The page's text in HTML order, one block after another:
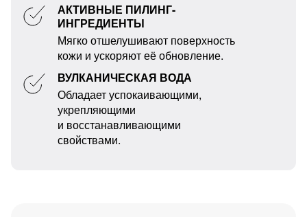
АКТИВНЫЕ ПИЛИНГ-
ИНГРЕДИЕНТЫ
Мягко отшелушивают поверхность
кожи и ускоряют её обновление.
ВУЛКАНИЧЕСКАЯ ВОДА
Обладает успокаивающими,
укрепляющими
и восстанавливающими
свойствами.